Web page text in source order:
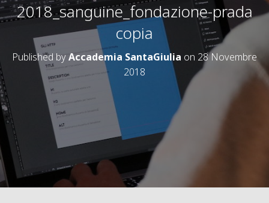
2018_sanguine_fondazione-prada
copia
Published byAccademia SantaGiulia on 28 Novembre
2018